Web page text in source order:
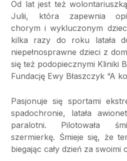
Od lat jest też
Julii, która zapewnia
chorym i wykluczonym
kilka razy do roku latała
niepełnosprawne dzieci z
się też podopiecznymi Kliniki
Fundację Ewy Błaszczyk “A
Pasjonuje się sportami
spadochronie, latała
paralotni. Pilotowała
szermierkę. Śmieje się, że
biegając cały dzień za swoimi